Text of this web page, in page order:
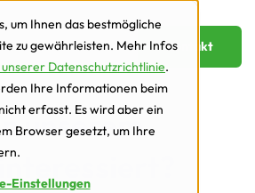
um Ihnen das bestmögliche
zu gewährleisten. Mehr Infos
unserer Datenschutzrichtlinie.
Ihre Informationen beim
erfasst. Es wird aber ein
Browser gesetzt, um Ihre
Einstellungen
Kontakt
unserem